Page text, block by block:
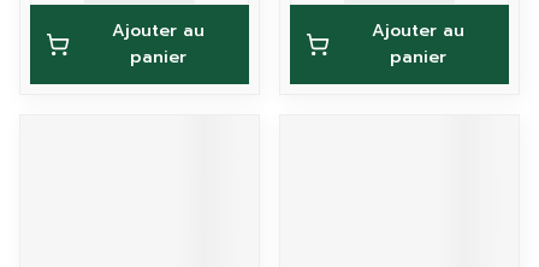
Ajouter au
panier
Ajouter au
panier